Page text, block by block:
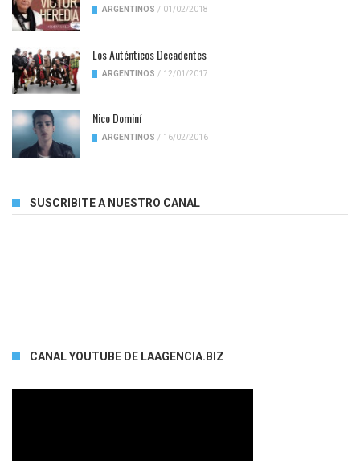
ARGENTINOS / 01/02/2018
Los Auténticos Decadentes
ARGENTINOS / 12/01/2017
Nico Dominí
ARGENTINOS / 16/02/2016
SUSCRIBITE A NUESTRO CANAL
CANAL YOUTUBE DE LAAGENCIA.BIZ